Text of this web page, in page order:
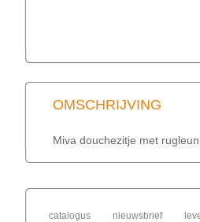
OMSCHRIJVING
Miva douchezitje met
catalogus nieuwsbrief